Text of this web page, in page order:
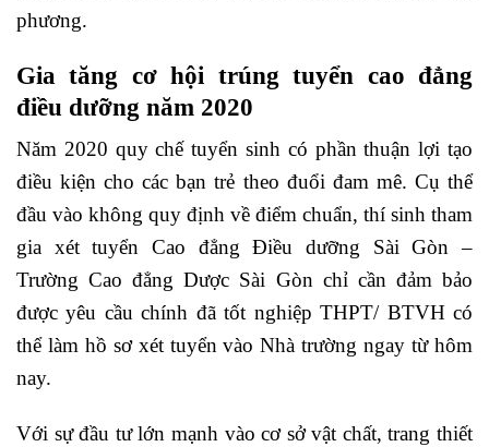
phương.
Gia tăng cơ hội trúng tuyển cao đẳng
điều dưỡng năm 2020
Năm 2020 quy chế tuyển sinh có phần thuận lợi tạo
điều kiện cho các bạn trẻ theo đuổi đam mê. Cụ thể
đầu vào không quy định về điểm chuẩn, thí sinh tham
gia xét tuyển Cao đẳng Điều dưỡng Sài Gòn –
Trường Cao đẳng Dược Sài Gòn chỉ cần đảm bảo
được yêu cầu chính đã tốt nghiệp THPT/ BTVH có
thể làm hồ sơ xét tuyển vào Nhà trường ngay từ hôm
nay.
Với sự đầu tư lớn mạnh vào cơ sở vật chất, trang thiết